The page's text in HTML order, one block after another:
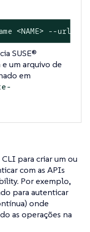
<NAME> --url
SUSE®
um arquivo de
em
para criar um ou
com as APIs
Por exemplo,
para autenticar
onde
as operações na